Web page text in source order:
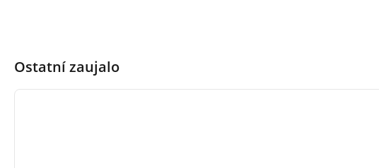
Ostatní zaujalo